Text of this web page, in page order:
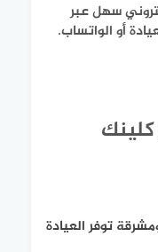
سهل عبر
أو الواتساب.
توفر العيادة